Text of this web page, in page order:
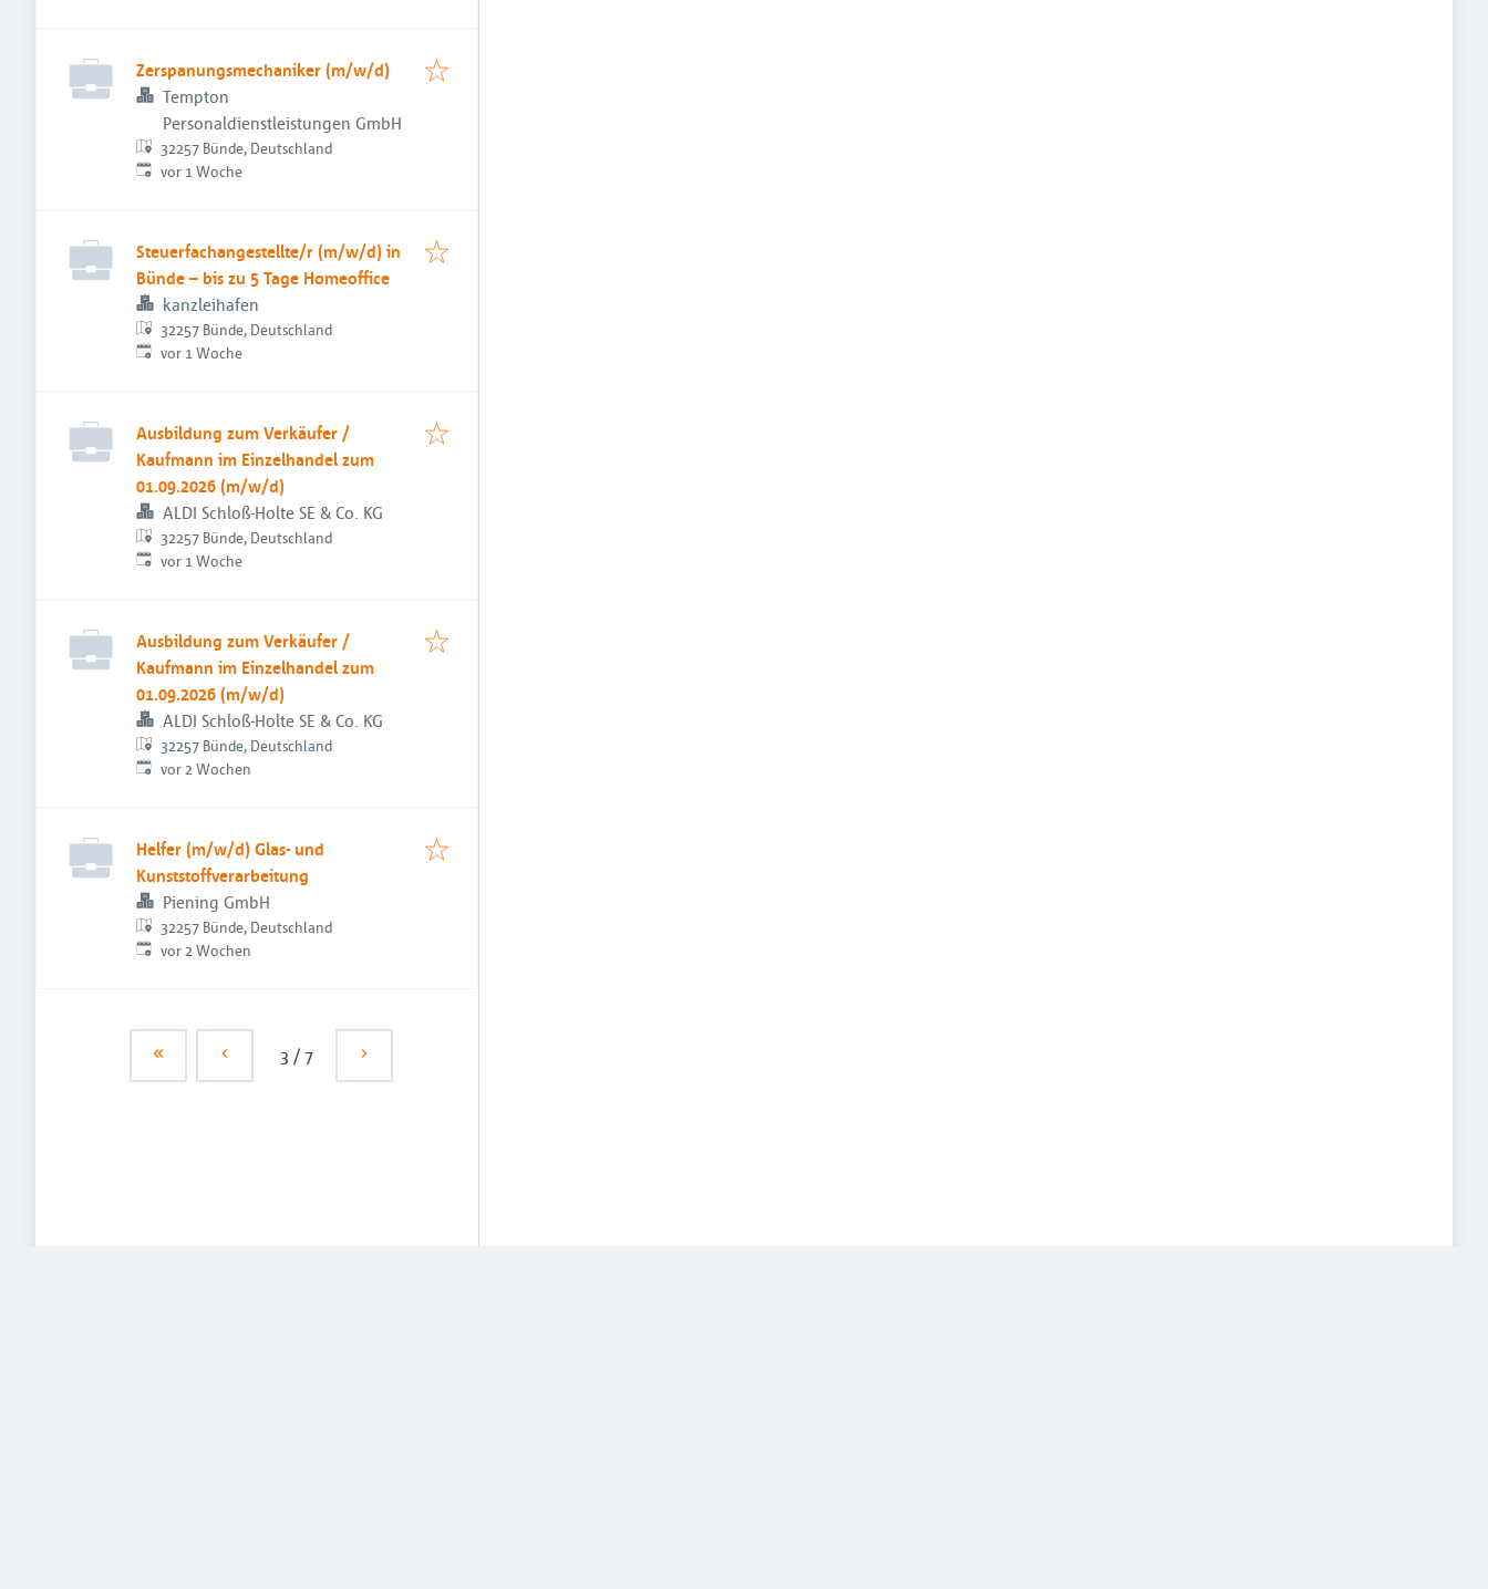
Zerspanungsmechaniker (m/w/d)
Tempton
Personaldienstleistungen GmbH
32257 Bünde, Deutschland
Veröffentlicht:
vor 1 Woche
Steuerfachangestellte/r (m/w/d) in
Bünde – bis zu 5 Tage Homeoffice
kanzleihafen
32257 Bünde, Deutschland
Veröffentlicht:
vor 1 Woche
Ausbildung zum Verkäufer /
Kaufmann im Einzelhandel zum
01.09.2026 (m/w/d)
ALDI Schloß-Holte SE & Co. KG
32257 Bünde, Deutschland
Veröffentlicht:
vor 1 Woche
Ausbildung zum Verkäufer /
Kaufmann im Einzelhandel zum
01.09.2026 (m/w/d)
ALDI Schloß-Holte SE & Co. KG
32257 Bünde, Deutschland
Veröffentlicht:
vor 2 Wochen
Helfer (m/w/d) Glas- und
Kunststoffverarbeitung
Piening GmbH
32257 Bünde, Deutschland
Veröffentlicht:
vor 2 Wochen
3 / 7